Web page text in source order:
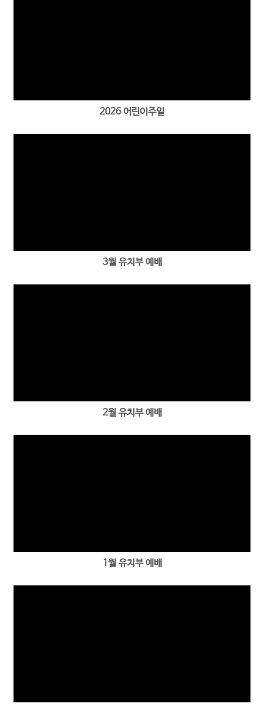
2026 어린이주일
3월 유치부 예배
2월 유치부 예배
1월 유치부 예배